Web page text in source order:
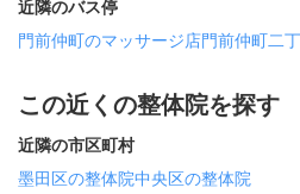
近隣のバス停
門前仲町のマッサージ店門前仲町二
この近くの整体院を探す
近隣の市区町村
墨田区の整体院中央区の整体院